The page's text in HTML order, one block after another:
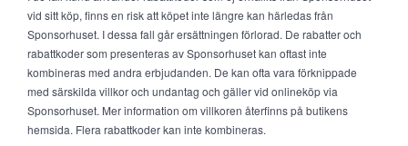
vid sitt köp, finns en risk att köpet inte längre kan härledas från
Sponsorhuset. I dessa fall går ersättningen förlorad. De rabatter och
rabattkoder som presenteras av Sponsorhuset kan oftast inte
kombineras med andra erbjudanden. De kan ofta vara förknippade
med särskilda villkor och undantag och gäller vid onlineköp via
Sponsorhuset. Mer information om villkoren återfinns på butikens
hemsida. Flera rabattkoder kan inte kombineras.